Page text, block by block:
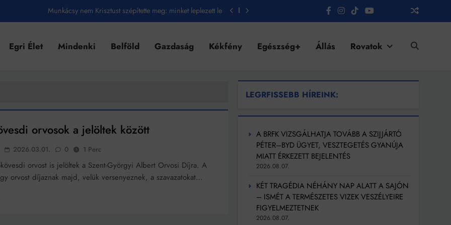
Munkácsy nem Krisztust szépítette meg: minket leplezett le
Amikor a Tetris boldogabbá tesz, mint a szerelem
Az öregség nem csak ránc?
Móricz Zsigmond: falusi író vagy boncmester?
Egri Élet Mindenki Belföld Gazdaság Kékfény Egészség+ Állás Rovatok
orvosok a jelöltek között
2026.03.01. 0 1 Perc
orvost is jelöltek a Szent-Györgyi Albert Orvosi Díjra. A
orvost díjaznak majd, velük versenyeznek, a szavazatokat…
LEGRFISSEBB HÍREINK:
A BRFK VIZSGÁLHATJA TOVÁBB A SZIJJÁRTÓ
PÉTER–BYD ÜGYET, VESZTEGETÉS GYANÚJA
MIATT ÉRKEZETT BEJELENTÉS
2026.08.07.
KÉT TRAGÉDIA NÉHÁNY NAP ALATT A SAJÓN
– ISMÉT A TERMÉSZETES VIZEK VESZÉLYEIRE
FIGYELMEZTETNEK
2026.08.07.